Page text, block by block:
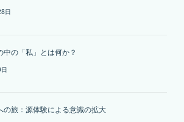
日
中の「私」とは何か？
の旅：源体験による意識の拡大